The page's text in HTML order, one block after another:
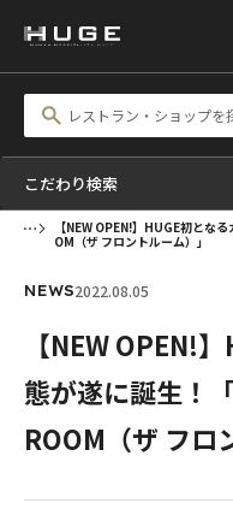
こだわり検索
【NEW OPEN!】HUGE初とな
OM（ザ フロントルーム）」
NEWS2022.08.05
【NEW OPEN!
態が遂に誕生！
ROOM（ザ フロ